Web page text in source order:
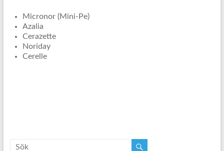
Micronor (Mini-Pe)
Azalia
Cerazette
Noriday
Cerelle